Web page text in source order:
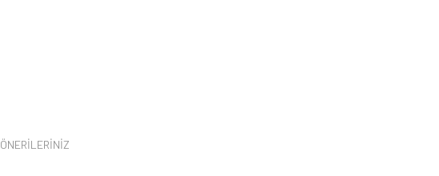
ÖNERILERINIZ